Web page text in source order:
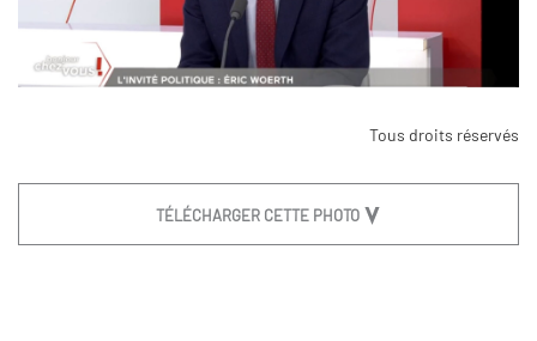
Tous droits réservés
TÉLÉCHARGER CETTE PHOTO